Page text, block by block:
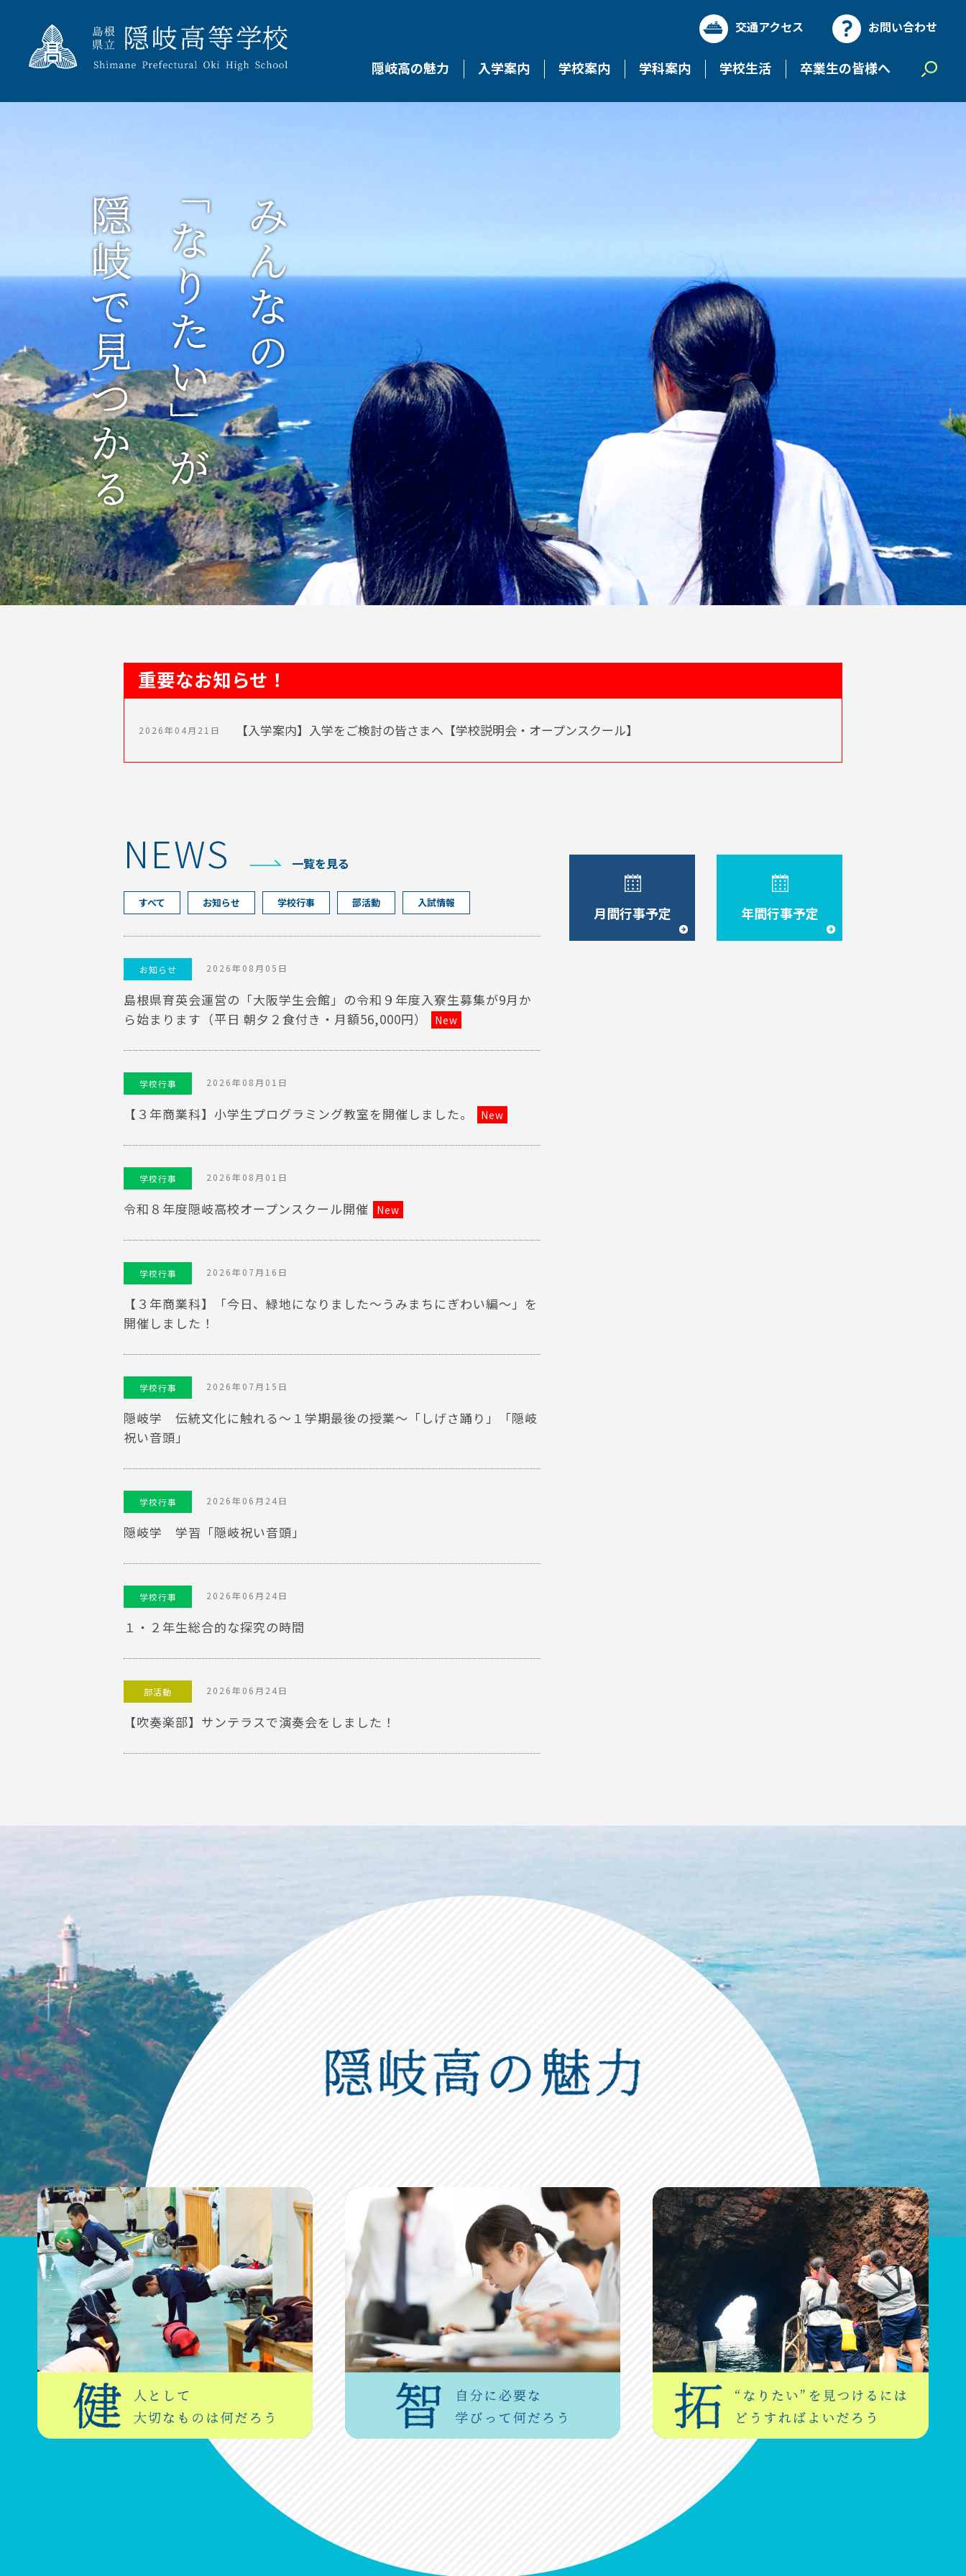
交通アクセス お問い合わせ
隠岐高の魅力 入学案内 学校案内 学科案内 学校生活 卒業生の皆様へ
重要なお知らせ！
2026年04月21日 【入学案内】入学をご検討の皆さまへ【学校説明会・オープンスクール】
NEWS 一覧を見る
すべて お知らせ 学校行事 部活動 入試情報
お知らせ 2026年08月05日
島根県育英会運営の「大阪学生会館」の令和９年度入寮生募集が9月か
ら始まります（平日 朝夕２食付き・月額56,000円）
New
学校行事 2026年08月01日
【３年商業科】小学生プログラミング教室を開催しました。 New
学校行事 2026年08月01日
令和８年度隠岐高校オープンスクール開催 New
学校行事 2026年07月16日
【３年商業科】「今日、緑地になりました～うみまちにぎわい編～」を
開催しました！
学校行事 2026年07月15日
隠岐学 伝統文化に触れる～１学期最後の授業～「しげさ踊り」「隠岐
祝い音頭」
学校行事 2026年06月24日
隠岐学 学習「隠岐祝い音頭」
学校行事 2026年06月24日
１・２年生総合的な探究の時間
部活動 2026年06月24日
【吹奏楽部】サンテラスで演奏会をしました！
月間行事予定 年間行事予定